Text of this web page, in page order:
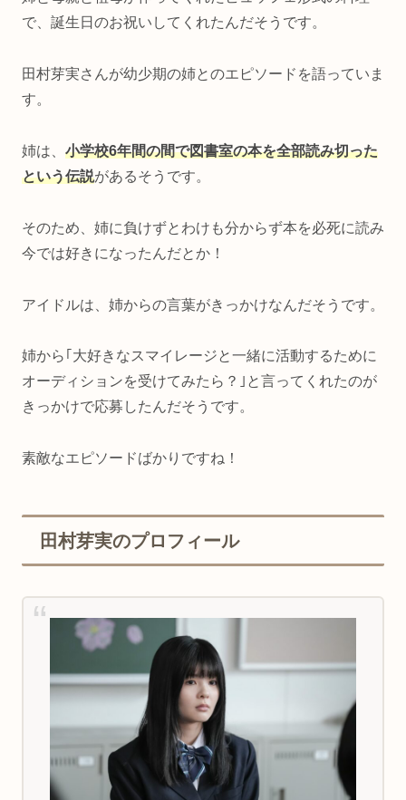
で、誕生日のお祝いしてくれたんだそうです。
田村芽実さんが幼少期の姉とのエピソードを語っていま
す。
姉は、 小学校6年間の間で図書室の本を全部読み切った
という伝説があるそうです。
そのため、姉に負けずとわけも分からず本を必死に読み
今では好きになったんだとか！
アイドルは、姉からの言葉がきっかけなんだそうです。
姉から｢大好きなスマイレージと一緒に活動するために
オーディションを受けてみたら？｣と言ってくれたのが
きっかけで応募したんだそうです。
素敵なエピソードばかりですね！
田村芽実のプロフィール